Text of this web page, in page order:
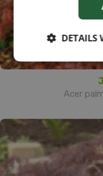
Acer
DETAILS